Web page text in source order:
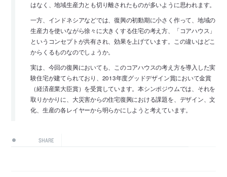
はなく、地域生産力とも切り離されたものが多いように思われます。
一方、インドネシアなどでは、復興の初動期に小さく作って、地域の
生産力を使いながら徐々に大きくする住宅の考え方、「コアハウス」
というコンセプトが共有され、効果を上げています。この違いはどこ
からくるものなのでしょうか。
実は、今回の復興においても、このコアハウスの考え方を導入した実
験住宅が建てられており、2013年度グッドデザイン賞において金賞
（経済産業大臣賞）を受賞しています。本シンポジウムでは、それを
取りかかりに、大災害からの住宅復興における課題を、デザイン、文
化、生産の各レイヤーから明らかにしようと考えています。
SHARE